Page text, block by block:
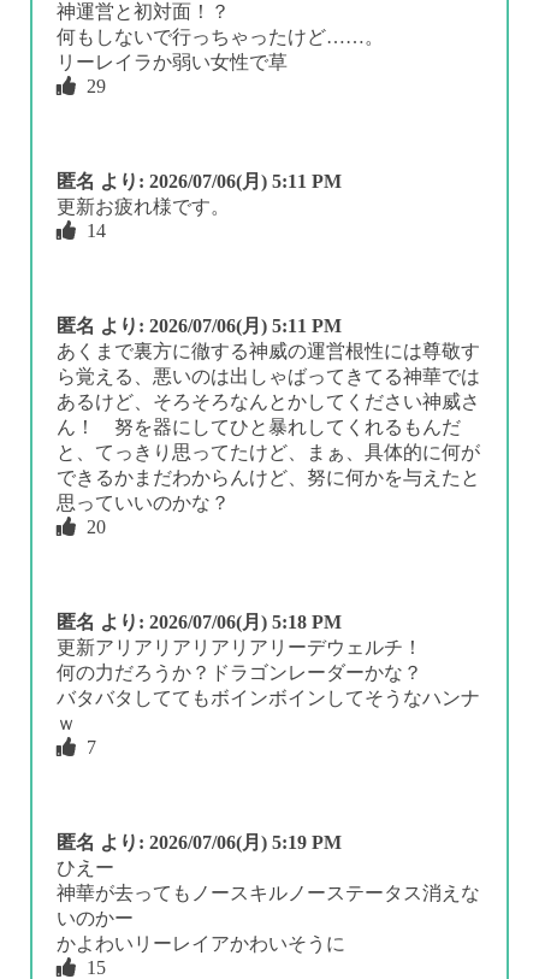
神運営と初対面！？
何もしないで行っちゃったけど……。
リーレイラか弱い女性で草
29
匿名 より: 2026/07/06(月) 5:11 PM
更新お疲れ様です。
14
匿名 より: 2026/07/06(月) 5:11 PM
あくまで裏方に徹する神威の運営根性には尊敬す
ら覚える、悪いのは出しゃばってきてる神華では
あるけど、そろそろなんとかしてください神威さ
ん！ 努を器にしてひと暴れしてくれるもんだ
と、てっきり思ってたけど、まぁ、具体的に何が
できるかまだわからんけど、努に何かを与えたと
思っていいのかな？
20
匿名 より: 2026/07/06(月) 5:18 PM
更新アリアリアリアリアリーデウェルチ！
何の力だろうか？ドラゴンレーダーかな？
バタバタしててもボインボインしてそうなハンナ
ｗ
7
匿名 より: 2026/07/06(月) 5:19 PM
ひえー
神華が去ってもノースキルノーステータス消えな
いのかー
かよわいリーレイアかわいそうに
15